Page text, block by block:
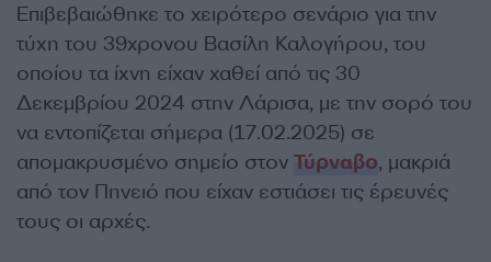
Επιβεβαιώθηκε το χειρότερο σενάριο για την
τύχη του 39χρονου Βασίλη Καλογήρου, του
οποίου τα ίχνη είχαν χαθεί από τις 30
Δεκεμβρίου 2024 στην Λάρισα, με την σορό του
να εντοπίζεται σήμερα (17.02.2025) σε
απομακρυσμένο σημείο στον Τύρναβο, μακριά
από τον Πηνειό που είχαν εστιάσει τις έρευνές
τους οι αρχές.